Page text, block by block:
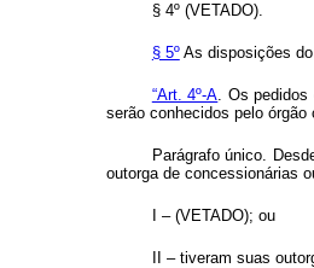
§ 4º (VETADO).
§ 5ºAs disposições do
“Art. 4º-A. Os pedidos
serão conhecidos pelo
Parágrafo único.
outorga de concessionárias
I – (VETADO); ou
II – tiveram suas